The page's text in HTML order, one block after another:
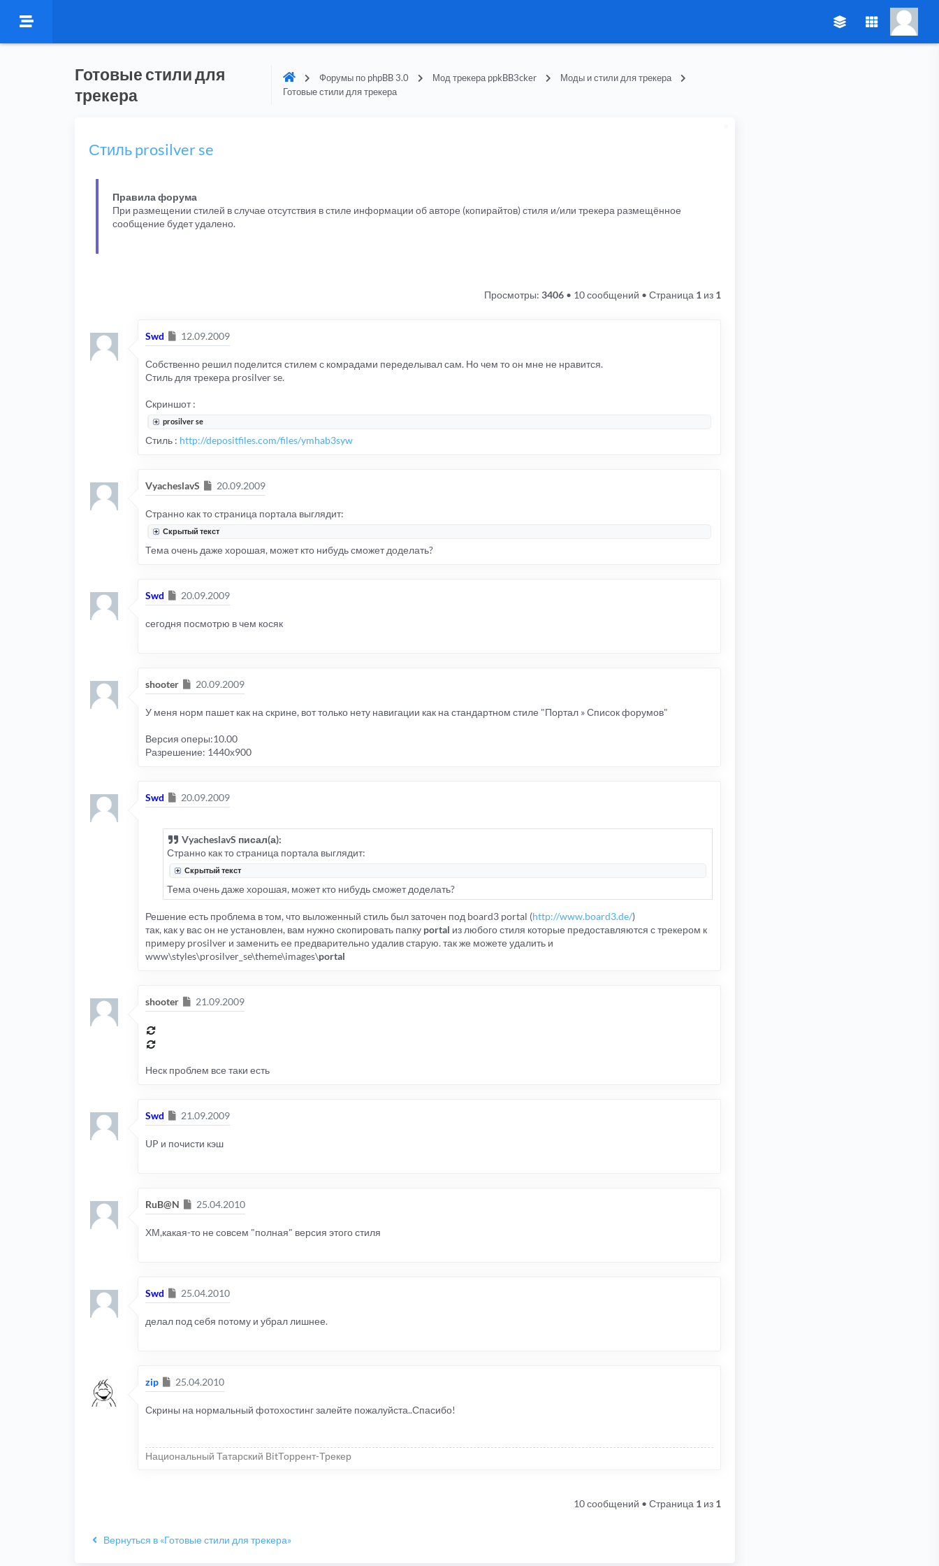
Готовые стили для
трекера
Форумы по phpBB 3.0 Мод трекера ppkBB3cker
Моды и стили для трекера
Готовые стили для трекера
Стиль prosilver se
Правила форума
При размещении стилей в случае отсутствия в стиле информации об авторе (копирайтов) стиля и/или трекера размещённое
сообщение будет удалено.
10 сообщений • Страница 1 из 1
Просмотры: 3406 •
Swd Сообщение
12.09.2009
Собственно решил поделится стилем с комрадами переделывал сам. Но чем то он мне не нравится.
Стиль для трекера prosilver se.
Скриншот :
prosilver se
Стиль : http://depositfiles.com/files/ymhab3syw
VyacheslavS Сообщение
20.09.2009
Странно как то страница портала выглядит:
Скрытый текст
Тема очень даже хорошая, может кто нибудь сможет доделать?
Swd Сообщение
20.09.2009
сегодня посмотрю в чем косяк
shooter Сообщение
20.09.2009
У меня норм пашет как на скрине, вот только нету навигации как на стандартном стиле "Портал » Список форумов"
Версия оперы:10.00
Разрешение: 1440х900
Swd Сообщение
20.09.2009
VyacheslavS писал(а):
Странно как то страница портала выглядит:
Скрытый текст
Тема очень даже хорошая, может кто нибудь сможет доделать?
Решение есть проблема в том, что выложенный стиль был заточен под board3 portal (http://www.board3.de/)
так, как у вас он не установлен, вам нужно скопировать папку portal из любого стиля которые предоставляются с трекером к
примеру prosilver и заменить ее предварительно удалив старую. так же можете удалить и
www\styles\prosilver_se\theme\images\portal
shooter Сообщение
21.09.2009
Неск проблем все таки есть
Swd Сообщение
21.09.2009
UP и почисти кэш
RuB@N Сообщение
25.04.2010
ХМ,какая-то не совсем "полная" версия этого стиля
Swd Сообщение
25.04.2010
делал под себя потому и убрал лишнее.
zip Сообщение
25.04.2010
Скрины на нормальный фотохостинг залейте пожалуйста..Спасибо!
Национальный Татарский BitТоррент-Трекер
10 сообщений • Страница 1 из 1
Вернуться в «Готовые стили для трекера»